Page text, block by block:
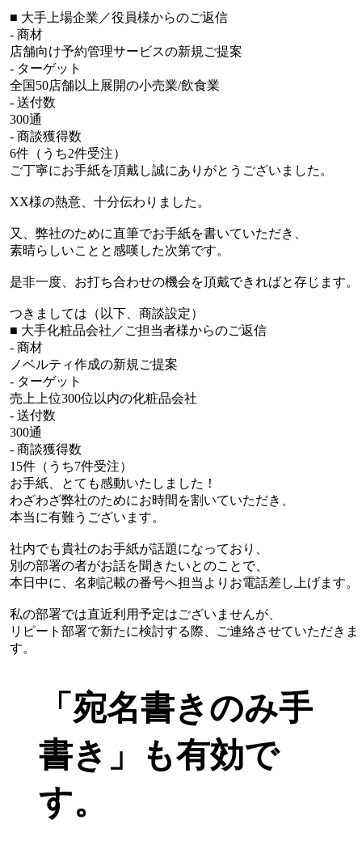
■ 大手上場企業／役員様からのご返信
- 商材
店舗向け予約管理サービスの新規ご提案
- ターゲット
全国50店舗以上展開の小売業/飲食業
- 送付数
300通
- 商談獲得数
6件（うち2件受注）
ご丁寧にお手紙を頂戴し誠にありがとうございました。
XX様の熱意、十分伝わりました。
又、弊社のために直筆でお手紙を書いていただき、
素晴らしいことと感嘆した次第です。
是非一度、お打ち合わせの機会を頂戴できればと存じます。
つきましては（以下、商談設定）
■ 大手化粧品会社／ご担当者様からのご返信
- 商材
ノベルティ作成の新規ご提案
- ターゲット
売上上位300位以内の化粧品会社
- 送付数
300通
- 商談獲得数
15件（うち7件受注）
お手紙、とても感動いたしました！
わざわざ弊社のためにお時間を割いていただき、
本当に有難うございます。
社内でも貴社のお手紙が話題になっており、
別の部署の者がお話を聞きたいとのことで、
本日中に、名刺記載の番号へ担当よりお電話差し上げます。
私の部署では直近利用予定はございませんが、
リピート部署で新たに検討する際、ご連絡させていただきま
す。
「宛名書きのみ手
書き」も有効で
す。